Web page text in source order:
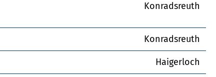
Konradsreuth
Konradsreuth
Haigerloch